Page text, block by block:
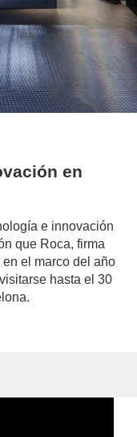
en
e innovación
que Roca, firma
el marco del año
hasta el 30
author/jazmin-